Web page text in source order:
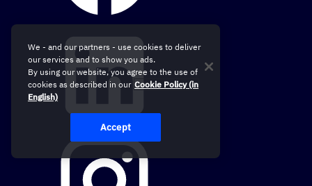
We - and our partners - use cookies to deliver
our services and to show you ads.
By using our website, you agree to the use of
cookies as described in our Cookie Policy (in
English)
Accept